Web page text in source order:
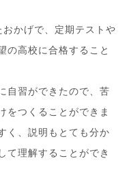
かげで、定期テストや
の高校に合格すること
自習ができたので、苦
をつくることができま
く、説明もとても分か
て理解することができ